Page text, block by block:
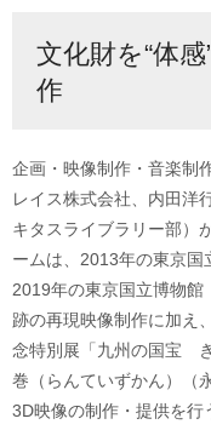
文化財を“体
作
企画・映像制作・音楽制
レイス株式会社、内田洋
キタスライブラリー部）
ームは、2013年の東京国
2019年の東京国立博物館
跡の再現映像制作に加え
念特別展「九州の国宝
巻（らんていずかん）（
3D映像の制作・提供を行